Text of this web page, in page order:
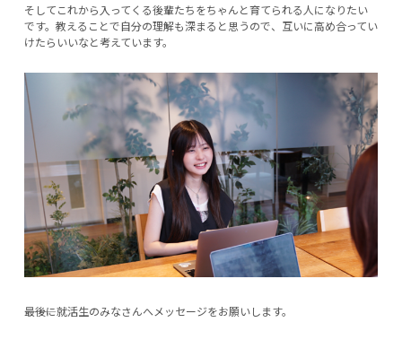
そしてこれから入ってくる後輩たちをちゃんと育てられる人になりたい
です。教えることで自分の理解も深まると思うので、互いに高め合ってい
けたらいいなと考えています。
―――最後に就活生のみなさんへメッセージをお願いします。